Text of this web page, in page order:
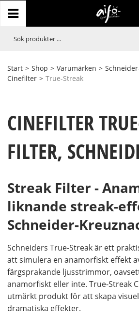
Start > Shop > Varumärken >
Cinefilter > True-Streak
CINEFILTER
FILTER,
Streak Filter -
liknande streak-
Schneider-
Schneiders True-Streak är ett
att simulera en anamorfiskt effekt
färgsprakande ljusstrimmor,
anamorfiskt eller inte. True-Streak
utmärkt produkt för att skapa
dramatiska effekter.